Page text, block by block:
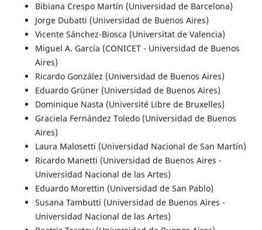
Bibiana Crespo Martín (Universidad de Barcelona)
Jorge Dubatti (Universidad de Buenos Aires)
Vicente Sánchez-Biosca (Universitat de Valencia)
Miguel A. García (CONICET - Universidad de Buenos
Aires)
Ricardo González (Universidad de Buenos Aires)
Eduardo Grüner (Universidad de Buenos Aires)
Dominique Nasta (Université Libre de Bruxelles)
Graciela Fernández Toledo (Universidad de Buenos
Aires)
Laura Malosetti (Universidad Nacional de San Martín)
Ricardo Manetti (Universidad de Buenos Aires -
Universidad Nacional de las Artes)
Eduardo Morettin (Universidad de San Pablo)
Susana Tambutti (Universidad de Buenos Aires -
Universidad Nacional de las Artes)